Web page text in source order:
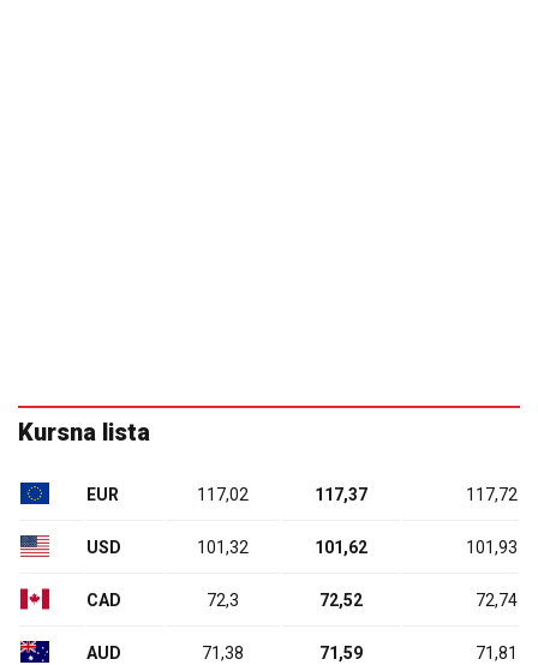
Kursna lista
EUR 117,02 117,37 117,72
USD 101,32 101,62 101,93
CAD 72,3 72,52 72,74
AUD 71,38 71,59 71,81